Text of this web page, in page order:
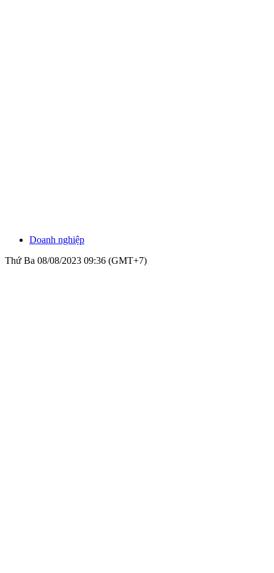
Doanh nghiệp
Thứ Ba 08/08/2023 09:36 (GMT+7)